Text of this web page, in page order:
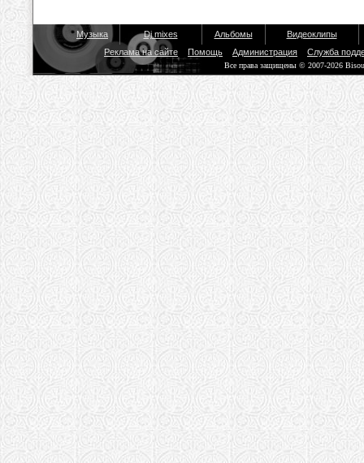
Музыка Dj mixes Альбомы
Видеоклипы
Реклама на сайте
Помощь Администрация Служба
Все права защищены © 2007-2026